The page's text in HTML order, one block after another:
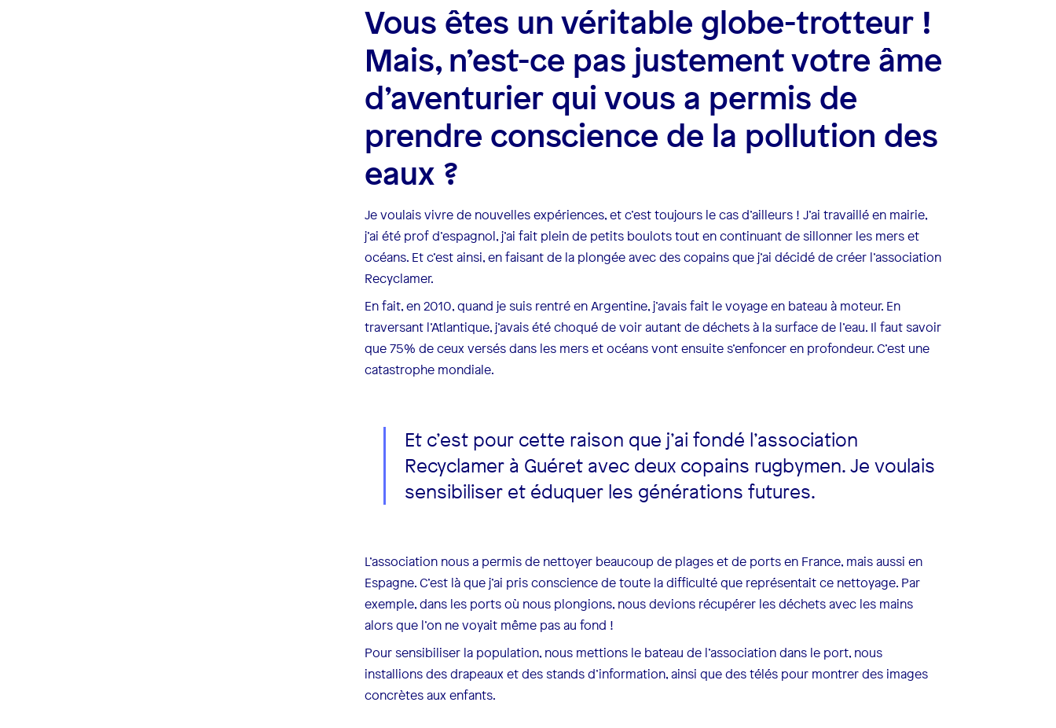
Vous êtes un véritable globe-trotteur !
Mais, n’est-ce pas justement votre âme
d’aventurier qui vous a permis de
prendre conscience de la pollution des
eaux ?
Je voulais vivre de nouvelles expériences, et c’est toujours le cas d’ailleurs ! J’ai travaillé en mairie,
j’ai été prof d’espagnol, j’ai fait plein de petits boulots tout en continuant de sillonner les mers et
océans. Et c’est ainsi, en faisant de la plongée avec des copains que j’ai décidé de créer l’association
Recyclamer.
En fait, en 2010, quand je suis rentré en Argentine, j’avais fait le voyage en bateau à moteur. En
traversant l’Atlantique, j’avais été choqué de voir autant de déchets à la surface de l’eau. Il faut savoir
que 75% de ceux versés dans les mers et océans vont ensuite s’enfoncer en profondeur. C’est une
catastrophe mondiale.
Et c’est pour cette raison que j’ai fondé l’association
Recyclamer à Guéret avec deux copains rugbymen. Je voulais
sensibiliser et éduquer les générations futures.
L’association nous a permis de nettoyer beaucoup de plages et de ports en France, mais aussi en
Espagne. C’est là que j’ai pris conscience de toute la difficulté que représentait ce nettoyage. Par
exemple, dans les ports où nous plongions, nous devions récupérer les déchets avec les mains
alors que l’on ne voyait même pas au fond !
Pour sensibiliser la population, nous mettions le bateau de l’association dans le port, nous
installions des drapeaux et des stands d’information, ainsi que des télés pour montrer des images
concrètes aux enfants.